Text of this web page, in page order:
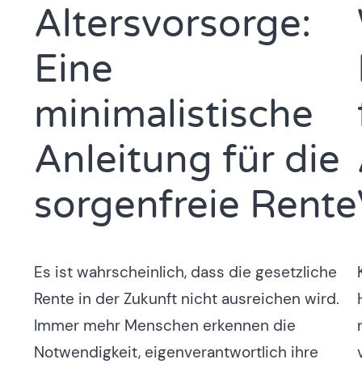
Altersvorsorge:
Eine
minimalistische
Anleitung für die
sorgenfreie Rente
Es ist wahrscheinlich, dass die gesetzliche
Rente in der Zukunft nicht ausreichen wird.
Immer mehr Menschen erkennen die
Notwendigkeit, eigenverantwortlich ihre